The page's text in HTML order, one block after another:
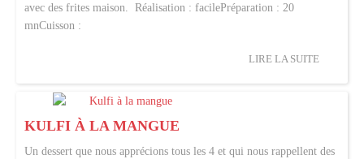
avec des frites maison. Réalisation : facilePréparation : 20
mnCuisson :
LIRE LA SUITE
KULFI À LA MANGUE
Un dessert que nous apprécions tous les 4 et qui nous rappellent des